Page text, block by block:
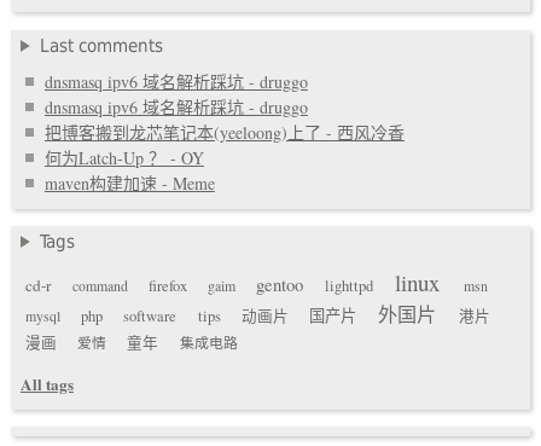
Last comments
dnsmasq ipv6 域名解析踩坑 - druggo
dnsmasq ipv6 域名解析踩坑 - druggo
把博客搬到龙芯笔记本(yeeloong)上了 - 西风冷香
何为Latch-Up ？ - OY
maven构建加速 - Meme
Tags
cd-r
command firefox gaim gentoo lighttpd linux
msn
mysql
php software tips 动画片 国产片 外国片
港片
漫画
爱情 童年 集成电路
All tags